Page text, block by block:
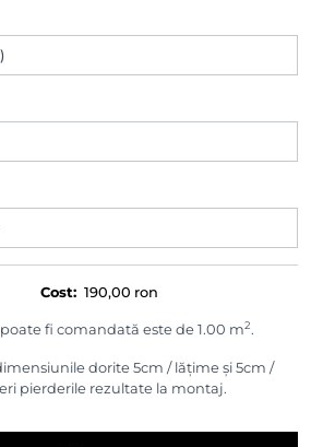
Cost: 190,00 ron
fi comandată este de 1.00 m2.
dorite 5cm / lățime și 5cm /
pierderile rezultate la montaj.